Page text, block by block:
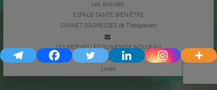
Les Activités
ESPACE SANTE BIEN-ÊTRE
CARNET D’ADRESSES de Thérapeutes
LES MERVEILLES DU MONDE NOUVEAU
Coups de Coeur
Livres